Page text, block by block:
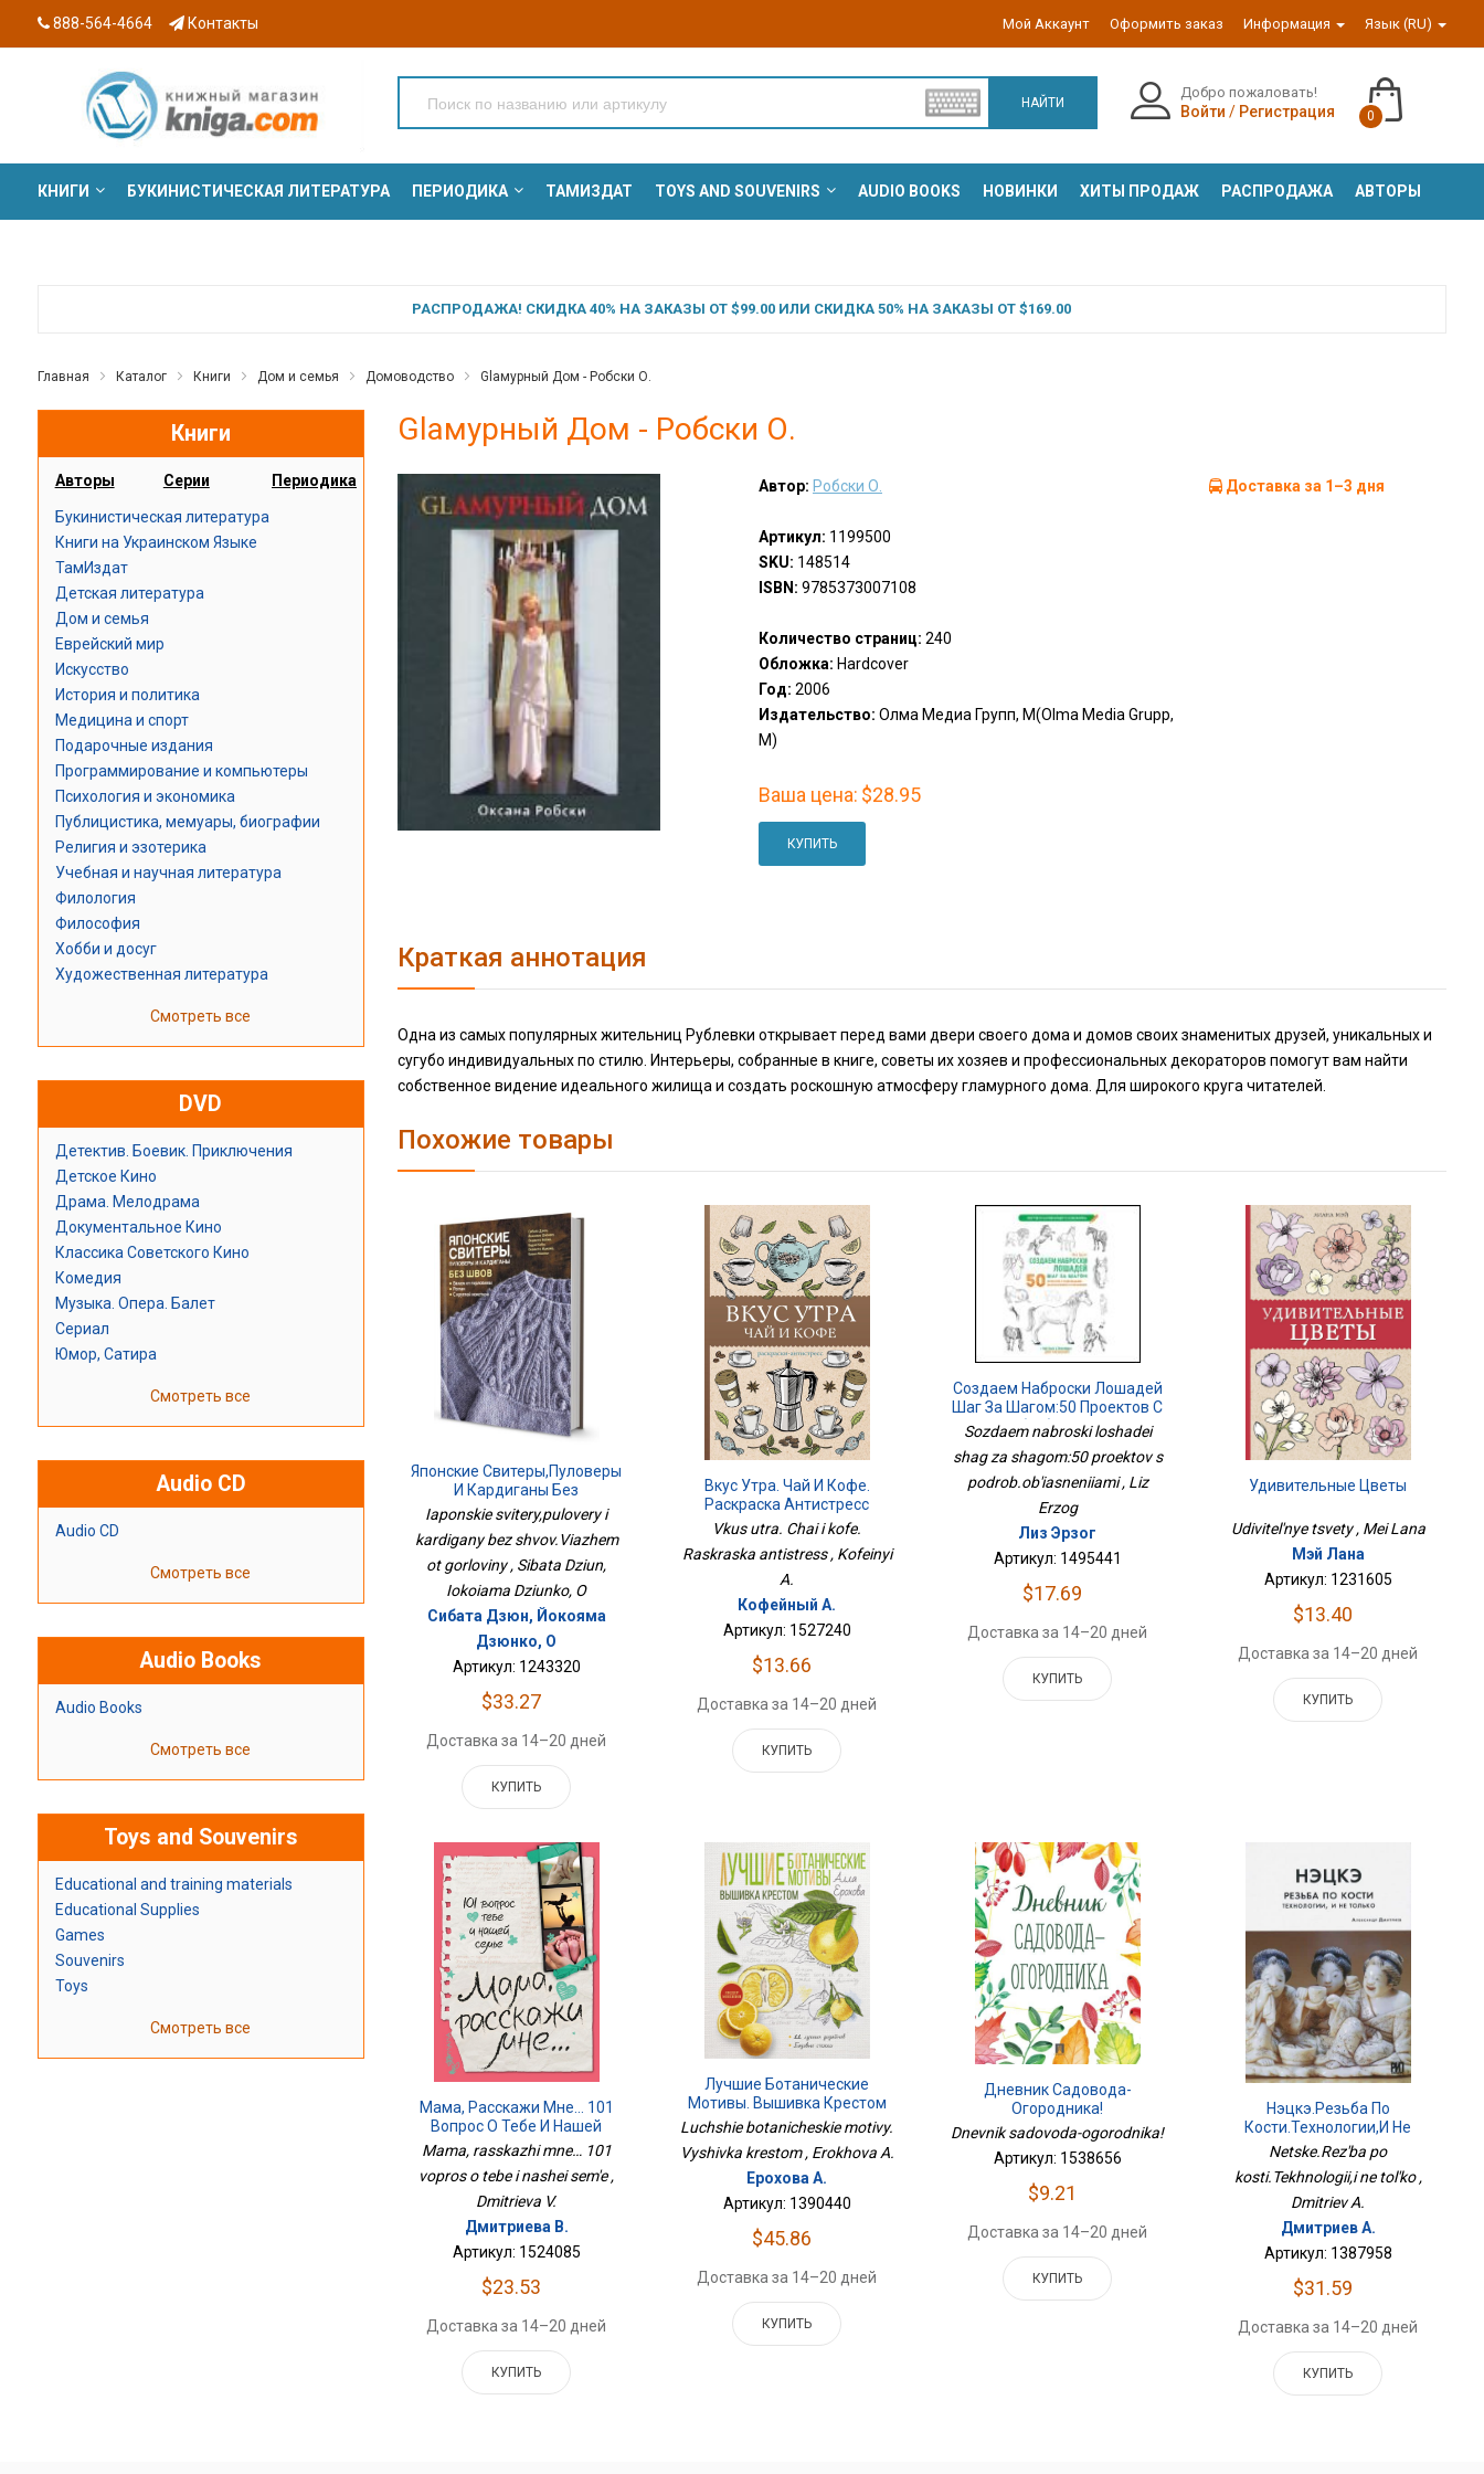
888-564-4664 Контакты Мой Аккаунт Оформить заказ Информация Язык (RU)
НАЙТИ
Добро пожаловать!
Войти / Регистрация 0
КНИГИ БУКИНИСТИЧЕСКАЯ ЛИТЕРАТУРА ПЕРИОДИКА ТАМИЗДАТ TOYS AND SOUVENIRS AUDIO BOOKS НОВИНКИ ХИТЫ ПРОДАЖ РАСПРОДАЖА АВТОРЫ
РАСПРОДАЖА! СКИДКА 40% НА ЗАКАЗЫ ОТ $99.00 ИЛИ СКИДКА 50% НА ЗАКАЗЫ ОТ $169.00
Главная Каталог Книги Дом и семья Домоводство Glамурный Дом - Робски О.
Книги
Авторы Серии Периодика
Букинистическая литература
Книги на Украинском Языке
ТамИздат
Детская литература
Дом и семья
Еврейский мир
Искусство
История и политика
Медицина и спорт
Подарочные издания
Программирование и компьютеры
Психология и экономика
Публицистика, мемуары, биографии
Религия и эзотерика
Учебная и научная литература
Филология
Философия
Хобби и досуг
Художественная литература
Смотреть все
DVD
Детектив. Боевик. Приключения
Детское Кино
Драма. Мелодрама
Документальное Кино
Классика Советского Кино
Комедия
Музыка. Опера. Балет
Сериал
Юмор, Сатира
Смотреть все
Audio CD
Audio CD
Смотреть все
Audio Books
Audio Books
Смотреть все
Toys and Souvenirs
Educational and training materials
Educational Supplies
Games
Souvenirs
Toys
Смотреть все
Glамурный Дом - Робски О.
Автор: Робски О.
Артикул: 1199500
SKU: 148514
ISBN: 9785373007108
Количество страниц: 240
Обложка: Hardcover
Год: 2006
Издательство: Олма Медиа Групп, М(Olma Media Grupp,
M)
Ваша цена: $28.95
КУПИТЬ
Доставка за 1–3 дня
Краткая аннотация
Одна из самых популярных жительниц Рублевки открывает перед вами двери своего дома и домов своих знаменитых друзей, уникальных и
сугубо индивидуальных по стилю. Интерьеры, собранные в книге, советы их хозяев и профессиональных декораторов помогут вам найти
собственное видение идеального жилища и создать роскошную атмосферу гламурного дома. Для широкого круга читателей.
Похожие товары
Японские Свитеры,пуловеры
И Кардиганы Без
Швов.Вяжем От Горловины
Iaponskie svitery,pulovery i
kardigany bez shvov.Viazhem
ot gorloviny , Sibata Dziun,
Iokoiama Dziunko, O
Сибата Дзюн, Йокояма
Дзюнко, О
Артикул: 1243320
$33.27
Доставка за 14–20 дней
КУПИТЬ
Вкус Утра. Чай И Кофе.
Раскраска Антистресс
Vkus utra. Chai i kofe.
Raskraska antistress , Kofeinyi
A.
Кофейный А.
Артикул: 1527240
$13.66
Доставка за 14–20 дней
КУПИТЬ
Создаем Наброски Лошадей
Шаг За Шагом:50 Проектов С
Подроб.объяснениями
Sozdaem nabroski loshadei
shag za shagom:50 proektov s
podrob.ob'iasneniiami , Liz
Erzog
Лиз Эрзог
Артикул: 1495441
$17.69
Доставка за 14–20 дней
КУПИТЬ
Удивительные Цветы
Udivitel'nye tsvety , Mei Lana
Мэй Лана
Артикул: 1231605
$13.40
Доставка за 14–20 дней
КУПИТЬ
Мама, Расскажи Мне… 101
Вопрос О Тебе И Нашей
Семье
Mama, rasskazhi mne… 101
vopros o tebe i nashei sem'e ,
Dmitrieva V.
Дмитриева В.
Артикул: 1524085
$23.53
Доставка за 14–20 дней
КУПИТЬ
Лучшие Ботанические
Мотивы. Вышивка Крестом
Luchshie botanicheskie motivy.
Vyshivka krestom , Erokhova A.
Ерохова А.
Артикул: 1390440
$45.86
Доставка за 14–20 дней
КУПИТЬ
Дневник Садовода-
Огородника!
Dnevnik sadovoda-ogorodnika!
Артикул: 1538656
$9.21
Доставка за 14–20 дней
КУПИТЬ
Нэцкэ.Резьба По
Кости.Технологии,и Не
Только
Netske.Rez'ba po
kosti.Tekhnologii,i ne tol'ko ,
Dmitriev A.
Дмитриев А.
Артикул: 1387958
$31.59
Доставка за 14–20 дней
КУПИТЬ